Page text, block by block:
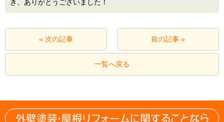
き、ありがとうございました！
« 次の記事 前の記事 »
一覧へ戻る